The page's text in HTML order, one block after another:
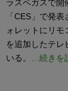
ラスベガスで開
「CES」で発
ォレットにリ
を追加したテレ
いる。
…続きを